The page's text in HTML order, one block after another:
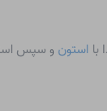
استون و سپس